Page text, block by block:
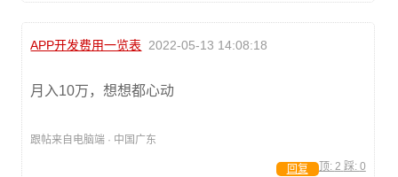
APP开发费用一览表 2022-05-13 14:08:18
月入10万，想想都心动
跟帖来自电脑端 · 中国广东
顶: 2 踩: 0
回复